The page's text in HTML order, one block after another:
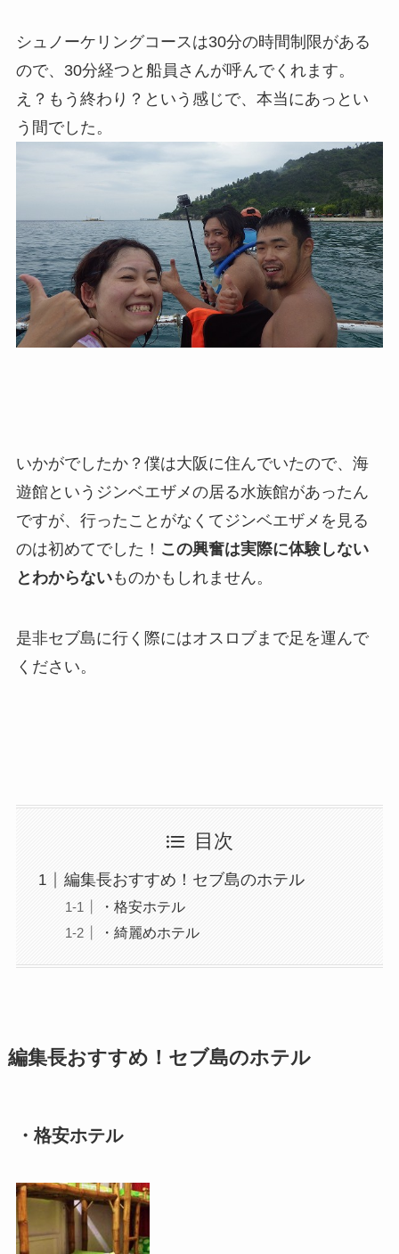
シュノーケリングコースは30分の時間制限がある
ので、30分経つと船員さんが呼んでくれます。
え？ もう終わり？という感じで、本当にあっとい
う間でした。
いかがでしたか？僕は大阪に住んでいたので、海
遊館というジンベエザメの居る水族館があったん
ですが、行ったことがなくてジンベエザメを見る
のは初めてでした！ この興奮は実際に体験しない
とわからないものかもしれません。
是非セブ島に行く際にはオスロブまで足を運んで
ください。
目次
編集長おすすめ！セブ島のホテル
・格安ホテル
・綺麗めホテル
編集長おすすめ！セブ島のホテル
・格安ホテル